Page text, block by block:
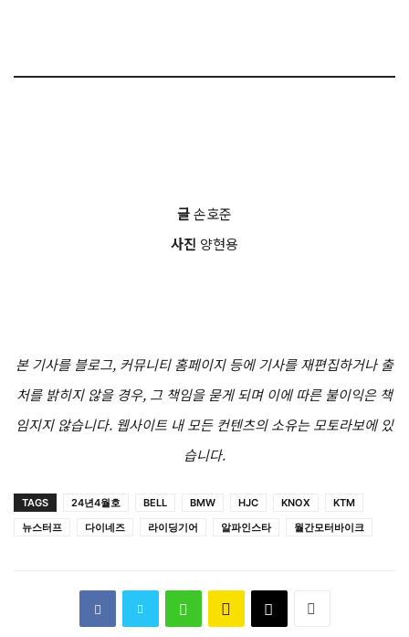
글손호준
사진 양현용
본 기사를 블로그, 커뮤니티 홈페이지 등에 기사를 재편집하거나 출
처를 밝히지 않을 경우, 그 책임을 묻게 되며 이에 따른 불이익은 책
임지지 않습니다. 웹사이트 내 모든 컨텐츠의 소유는 모토라보에 있
습니다.
TAGS 24년4월호 BELL BMW HJC KNOX
KTM
뉴스터프
다이네즈 라이딩기어 알파인스타 월간모터바이크